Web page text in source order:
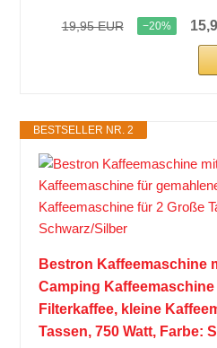
19,95 EUR −20%
BESTSELLER NR. 2
Bestron Kaffeemaschine
Camping
Filterkaffee, kleine
Tassen, 750 Watt, Farbe: